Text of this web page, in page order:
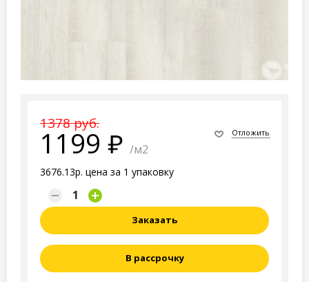
1378 руб.
1199 /м2
3676.13р. цена за 1 упаковку
Отложить
Заказать
В рассрочку